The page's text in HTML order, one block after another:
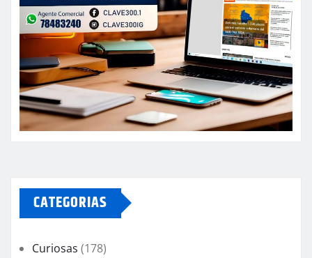
CATEGORIAS
Curiosas (178)